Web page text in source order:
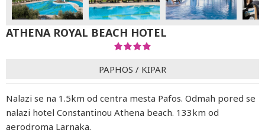
ATHENA ROYAL BEACH HOTEL
PAPHOS / KIPAR
Nalazi se na 1.5km od centra mesta Pafos. Odmah pored se
nalazi hotel Constantinou Athena beach. 133km od
aerodroma Larnaka.